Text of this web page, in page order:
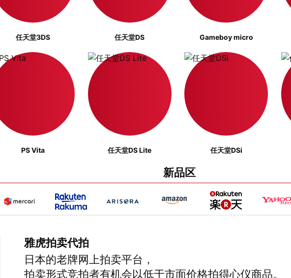
任天堂3DS 任天堂DS Gameboy micro
PS Vita 任天堂DS Lite 任天堂DSi
新品区
雅虎拍卖代拍
日本的老牌网上拍卖平台，
拍卖形式竞拍者有机会以低于市面价格拍得心仪商品。